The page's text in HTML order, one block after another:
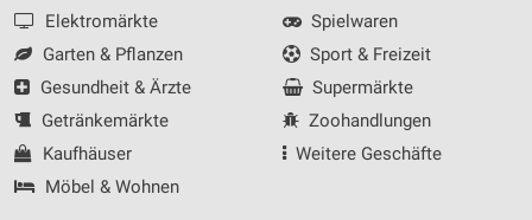
Elektromärkte
Garten & Pflanzen
Gesundheit & Ärzte
Getränkemärkte
Kaufhäuser
Möbel & Wohnen
Spielwaren
Sport & Freizeit
Supermärkte
Zoohandlungen
Weitere Geschäfte